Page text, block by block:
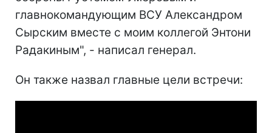
главнокомандующим ВСУ Александром
Сырским вместе с моим коллегой Энтони
Радакиным", - написал генерал.
Он также назвал главные цели встречи: